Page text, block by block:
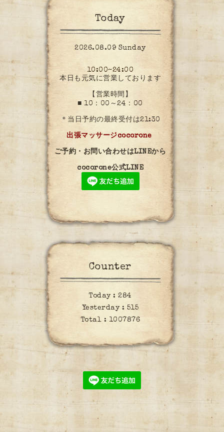
Today
2026.08.09 Sunday
10:00~24:00
本日も元気に営業しております
【営業時間】
■ 10：00～24：00
＊当日予約の最終受付は21:30
出張マッサージcocorone
ご予約・お問い合わせはLINEから
cocorone公式LINE
Counter
Today :284
Yesterday : 515
Total : 1007876